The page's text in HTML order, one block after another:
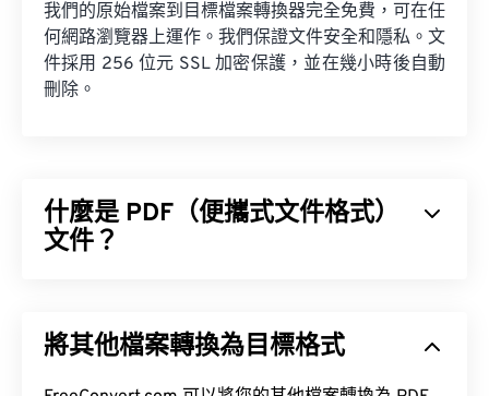
我們的原始檔案到目標檔案轉換器完全免費，可在任
何網路瀏覽器上運作。我們保證文件安全和隱私。文
件採用 256 位元 SSL 加密保護，並在幾小時後自動
刪除。
什麼是 PDF（便攜式文件格式）
文件？
類型之一。 PDF 如此受歡迎的原因在於它可以保留
將其他檔案轉換為目標格式